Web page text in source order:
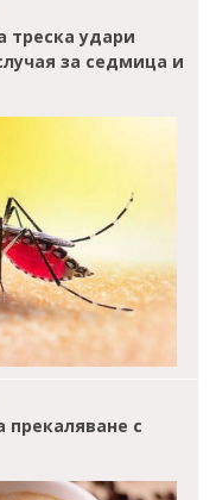
треска удари
за седмица и
прекаляване с